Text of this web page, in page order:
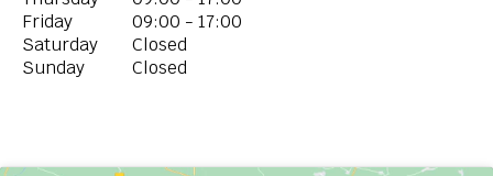
Friday
09:00 - 17:00
Saturday
Closed
Sunday
Closed